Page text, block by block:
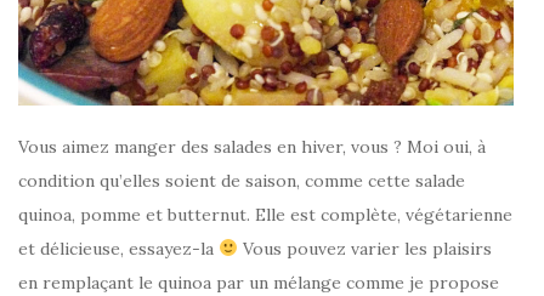
Vous aimez manger des salades en hiver, vous ? Moi oui, à
condition qu’elles soient de saison, comme cette salade
quinoa, pomme et butternut. Elle est complète, végétarienne
et délicieuse, essayez-la
Vous pouvez varier les plaisirs
en remplaçant le quinoa par un mélange comme je propose